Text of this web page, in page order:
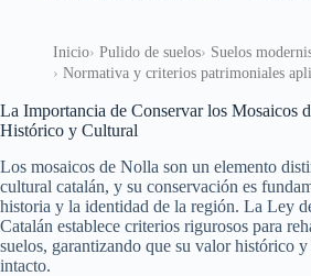
Inicio Pulido de suelos
Suelos
Normativa y criterios patrimoniales
La Importancia de Conservar los Mosaicos
Histórico y Cultural
Los mosaicos de Nolla son un elemento
cultural catalán, y su conservación es
historia y la identidad de la región. La Ley
Catalán establece criterios rigurosos para
suelos, garantizando que su valor histórico
intacto.